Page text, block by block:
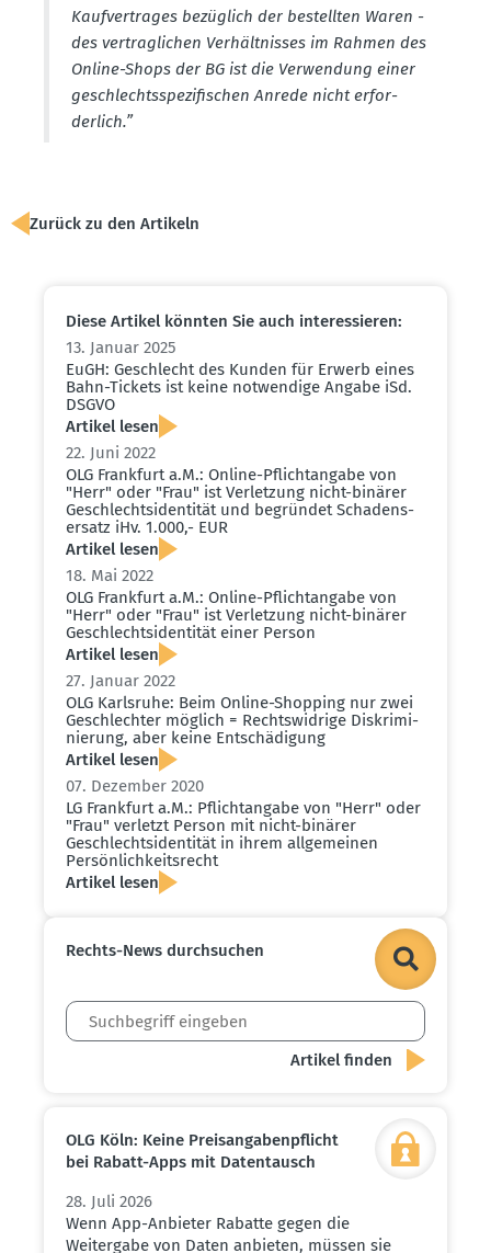
Kaufver­trages bezüglich der bestellten Waren -
des vertrag­lichen Verhält­nisses im Rahmen des
Online-Shops der BG ist die Verwendung einer
geschlechts­spe­zi­fi­schen Anrede nicht erfor­
derlich.”
Zurück zu den Artikeln
Diese Artikel könnten Sie auch inter­es­sieren:
13. Januar 2025
EuGH: Geschlecht des Kunden für Erwerb eines
Bahn-Tickets ist keine notwendige Angabe iSd.
DSGVO
Artikel lesen
22. Juni 2022
OLG Frankfurt a.M.: Online-Pflicht­angabe von
"Herr" oder "Frau" ist Verletzung nicht-binärer
Geschlechts­iden­tität und begründet Schadens­
ersatz iHv. 1.000,- EUR
Artikel lesen
18. Mai 2022
OLG Frankfurt a.M.: Online-Pflicht­angabe von
"Herr" oder "Frau" ist Verletzung nicht-binärer
Geschlechts­iden­tität einer Person
Artikel lesen
27. Januar 2022
OLG Karlsruhe: Beim Online-Shopping nur zwei
Geschlechter möglich = Rechts­widrige Diskri­mi­
nierung, aber keine Entschä­digung
Artikel lesen
07. Dezember 2020
LG Frankfurt a.M.: Pflicht­angabe von "Herr" oder
"Frau" verletzt Person mit nicht-binärer
Geschlechts­iden­tität in ihrem allge­meinen
Persön­lich­keits­recht
Artikel lesen
Rechts-News durch­suchen
OLG Köln: Keine Preis­an­ga­ben­pflicht
bei Rabatt-Apps mit Daten­tausch
28. Juli 2026
Wenn App-Anbieter Rabatte gegen die
Weitergabe von Daten anbieten, müssen sie